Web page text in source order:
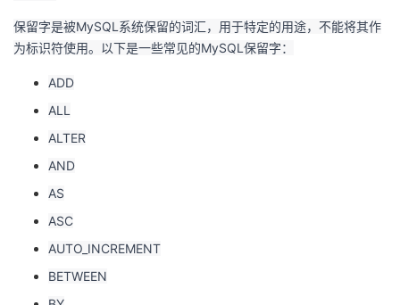
保留字是被MySQL系统保留的词汇，用于特定的用途，不能将其作
为标识符使用。以下是一些常见的MySQL保留字：
ADD
ALL
ALTER
AND
AS
ASC
AUTO_INCREMENT
BETWEEN